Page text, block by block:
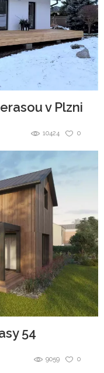
v Plzni
0
10424
54
0
9059